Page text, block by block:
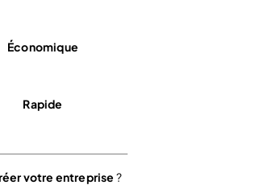
Économique
Rapide
votre entreprise ?